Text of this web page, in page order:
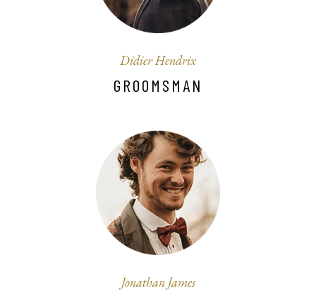
Didier Hendrix
GROOMSMAN
Jonathan James